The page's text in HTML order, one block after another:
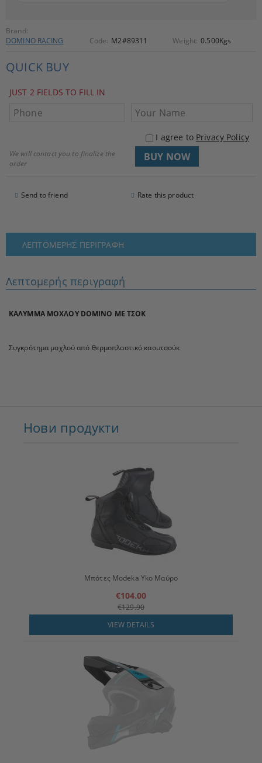
Brand:
DOMINO RACING
Code: M2#89311 Weight: 0.500Kgs
QUICK BUY
JUST 2 FIELDS TO FILL IN
I agree to Privacy Policy
We will contact you to finalize the
order
Send to friend Rate this product
ΛΕΠΤΟΜΕΡΉΣ ΠΕΡΙΓΡΑΦΉ
Λεπτομερής περιγραφή
ΚΑΛΥΜΜΑ ΜΟΧΛΟΥ DOMINO ΜΕ ΤΣΟΚ
Συγκρότημα μοχλού από θερμοπλαστικό καουτσούκ
Нови продукти
Μπότες Modeka Yko Μαύρο
€104.00
€129.90
VIEW DETAILS